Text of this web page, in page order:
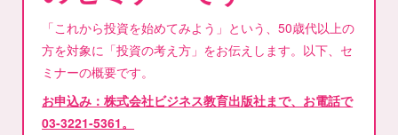
「これから投資を始めてみよう」という、50歳代以上の
方を対象に「投資の考え方」をお伝えします。以下、セ
ミナーの概要です。
お申込み：株式会社ビジネス教育出版社まで、お電話で
03-3221-5361。